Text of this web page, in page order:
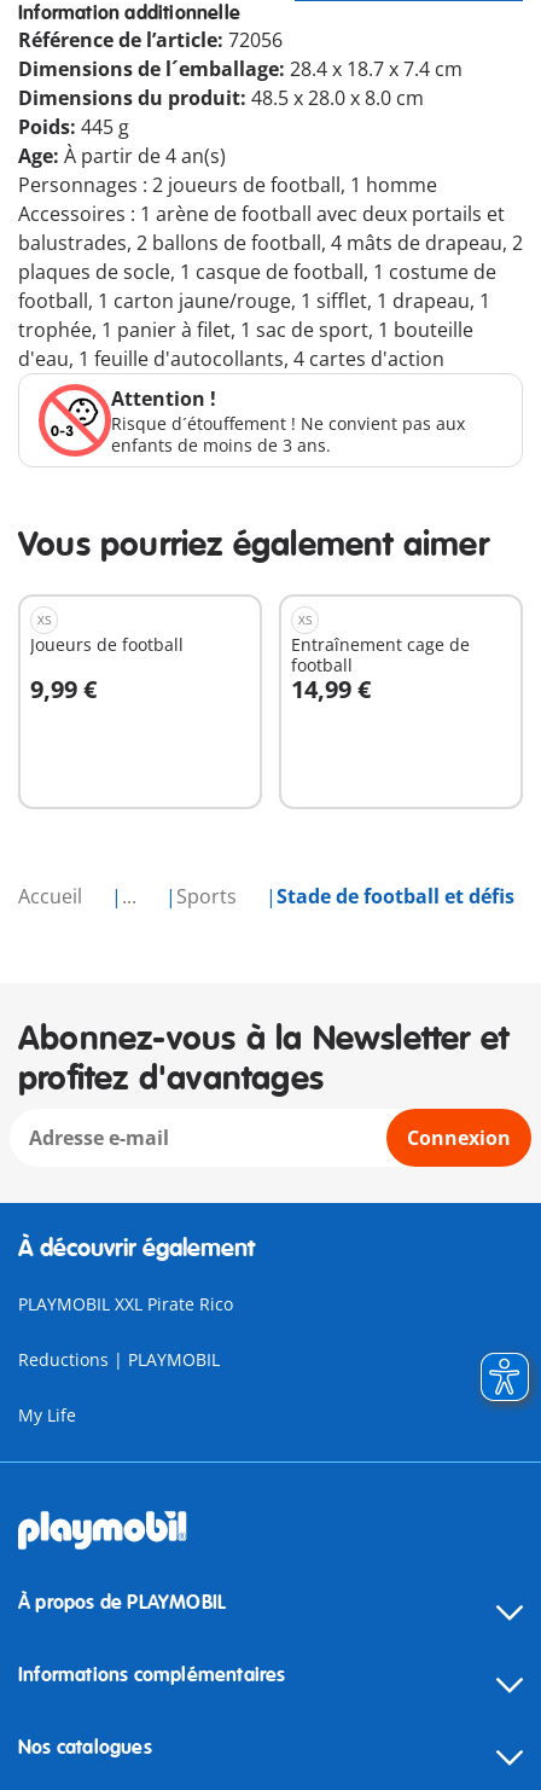
Accueil ... Sports Stade de football et défis
Information additionnelle
Référence de l’article: 72056
Dimensions de l´emballage: 28.4 x 18.7 x 7.4 cm
Dimensions du produit: 48.5 x 28.0 x 8.0 cm
Poids: 445 g
Age: À partir de 4 an(s)
Personnages : 2 joueurs de football, 1 homme
Accessoires : 1 arène de football avec deux portails et
balustrades, 2 ballons de football, 4 mâts de drapeau, 2
plaques de socle, 1 casque de football, 1 costume de
football, 1 carton jaune/rouge, 1 sifflet, 1 drapeau, 1
trophée, 1 panier à filet, 1 sac de sport, 1 bouteille
d'eau, 1 feuille d'autocollants, 4 cartes d'action
Attention !
Risque d´étouffement ! Ne convient pas aux
enfants de moins de 3 ans.
Vous pourriez également aimer
XS
Joueurs de football
9,99 €
Au panier
XS
Entraînement cage de
football
14,99 €
Au panier
Abonnez-vous à la Newsletter et
profitez d'avantages
Connexion
À découvrir également
PLAYMOBIL XXL Pirate Rico
Reductions | PLAYMOBIL
My Life
À propos de PLAYMOBIL
Informations complémentaires
Nos catalogues